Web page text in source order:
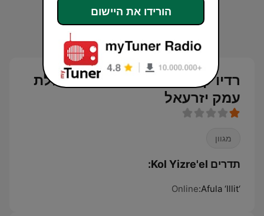
רדיו קול יזרעאל 106FM - מכללת
עמק יזרעאל
מגוון
תדרים Kol Yizre'el:
‘Afula ‘Illit:
Online
הורידו את היישום